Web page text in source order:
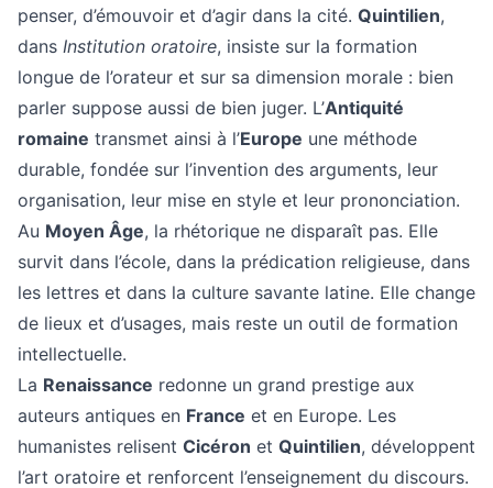
penser, d’émouvoir et d’agir dans la cité. Quintilien,
dans Institution oratoire, insiste sur la formation
longue de l’orateur et sur sa dimension morale : bien
parler suppose aussi de bien juger. L’Antiquité
romaine transmet ainsi à l’Europe une méthode
durable, fondée sur l’invention des arguments, leur
organisation, leur mise en style et leur prononciation.
Au Moyen Âge, la rhétorique ne disparaît pas. Elle
survit dans l’école, dans la prédication religieuse, dans
les lettres et dans la culture savante latine. Elle change
de lieux et d’usages, mais reste un outil de formation
intellectuelle.
La Renaissance redonne un grand prestige aux
auteurs antiques en France et en Europe. Les
humanistes relisent Cicéron et Quintilien, développent
l’art oratoire et renforcent l’enseignement du discours.